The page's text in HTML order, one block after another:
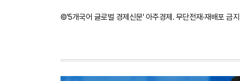
©'5개국어 글로벌 경제신문' 아주경제. 무단전재·재배포 금지